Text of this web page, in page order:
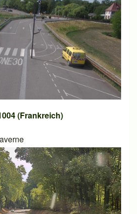
(Frankreich)